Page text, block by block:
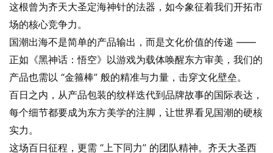
这根曾为齐天大圣定海神针的法器，如今象征着我们开拓市
场的核心竞争力。
国潮出海不是简单的产品输出，而是文化价值的传递 ——
正如《黑神话：悟空》以游戏为载体唤醒东方审美，我们的
产品也需以 “金箍棒” 般的精准与力量，击穿文化壁垒。
百日之内，从产品包装的纹样迭代到品牌故事的国际表达，
每个细节都要成为东方美学的注脚，让世界看见国潮的硬核
实力。
这场百日征程，更需 “上下同力” 的团队精神。齐天大圣西